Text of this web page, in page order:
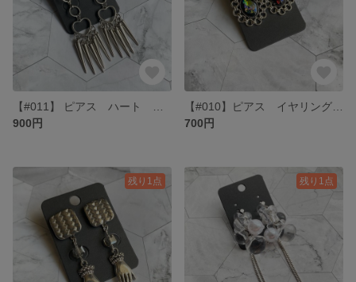
900円
700円
残り1点 残り1点